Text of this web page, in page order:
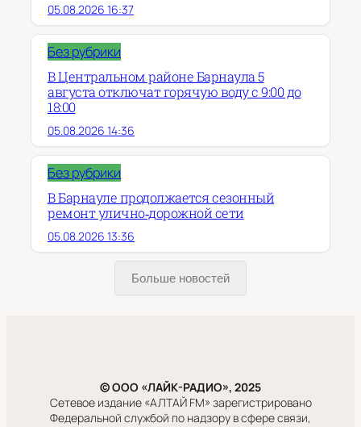
05.08.2026 16:37
Без рубрики
В Центральном районе Барнаула 5
августа отключат горячую воду с 9:00 до
18:00
05.08.2026 14:36
Без рубрики
В Барнауле продолжается сезонный
ремонт улично‑дорожной сети
05.08.2026 13:36
Больше новостей
© ООО «ЛАЙК-РАДИО», 2025
Сетевое издание «АЛТАЙ FM» зарегистрировано
Федеральной службой по надзору в сфере связи,